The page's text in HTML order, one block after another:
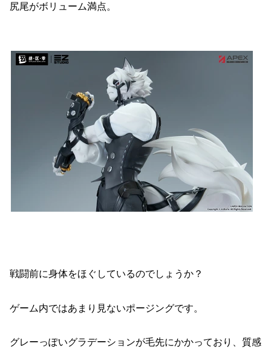
尻尾がボリューム満点。
戦闘前に身体をほぐしているのでしょうか？
ゲーム内ではあまり見ないポージングです。
グレーっぽいグラデーションが毛先にかかっており、質感